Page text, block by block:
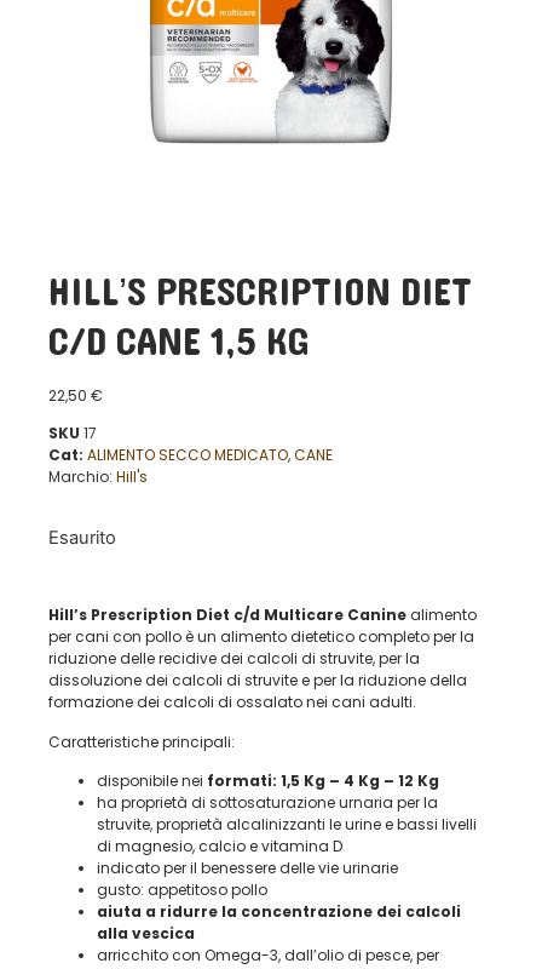
HILL’S PRESCRIPTION DIET
C/D CANE 1,5 KG
22,50 €
SKU 17
Cat: ALIMENTO SECCO MEDICATO,CANE
Marchio: Hill's
Esaurito
Hill’s Prescription Diet c/d Multicare Caninealimento
per cani con pollo è un alimento dietetico completo per la
riduzione delle recidive dei calcoli di struvite, per la
dissoluzione dei calcoli di struvite e per la riduzione della
formazione dei calcoli di ossalato nei cani adulti.
Caratteristiche principali:
disponibile nei formati: 1,5 Kg – 4 Kg – 12 Kg
ha proprietà di sottosaturazione urnaria per la
struvite, proprietà alcalinizzanti le urine e bassi livelli
di magnesio, calcio e vitamina D
indicato per il benessere delle vie urinarie
gusto: appetitoso pollo
aiuta a ridurre la concentrazione dei calcoli
alla vescica
arricchito con Omega-3, dall’olio di pesce, per